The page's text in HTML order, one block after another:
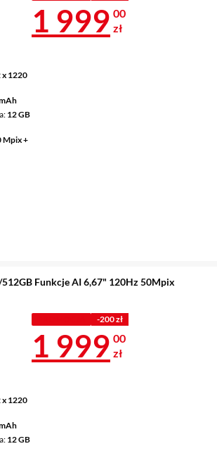
x 1220
12 GB
Mpix +
Cena 1 999 zł
1 999 00
zł
Funkcje AI 6,67" 120Hz 50Mpix
x 1220
12 GB
-200 zł
Cena 1 999 zł
1 999 00
zł